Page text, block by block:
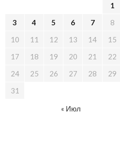
1
3
4 5 6 7 8
10
11 12 13 14 15
17
18 19 20 21 22
24
25 26 27 28 29
31
« Июл